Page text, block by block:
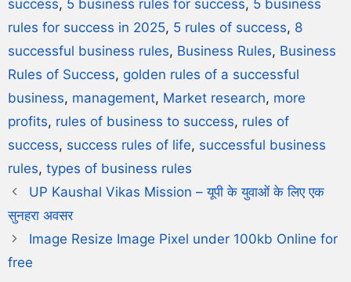
success, 5 business rules for success, 5 business
rules for success in 2025, 5 rules of success, 8
successful business rules, Business Rules, Business
Rules of Success, golden rules of a successful
business, management, Market research, more
profits, rules of business to success, rules of
success, success rules of life, successful business
rules, types of business rules
UP Kaushal Vikas Mission – यूपी के युवाओं के लिए एक
सुनहरा अवसर
Image Resize Image Pixel under 100kb Online for
free